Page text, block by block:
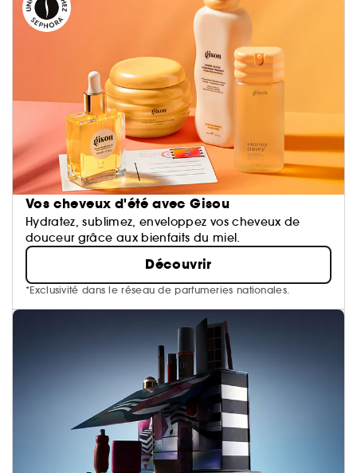
Vos cheveux d'été avec Gisou
Hydratez, sublimez, enveloppez vos cheveux de
douceur grâce aux bienfaits du miel.
Découvrir
*Exclusivité dans le réseau de parfumeries nationales.